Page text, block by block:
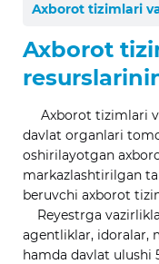
Axborot tizimlari
Axborot
Axborot tizimlari
davlat organlari
oshirilayotgan
markazlashtirilgan
beruvchi axborot
Reyestrga
agentliklar, idoralar,
hamda davlat ulushi